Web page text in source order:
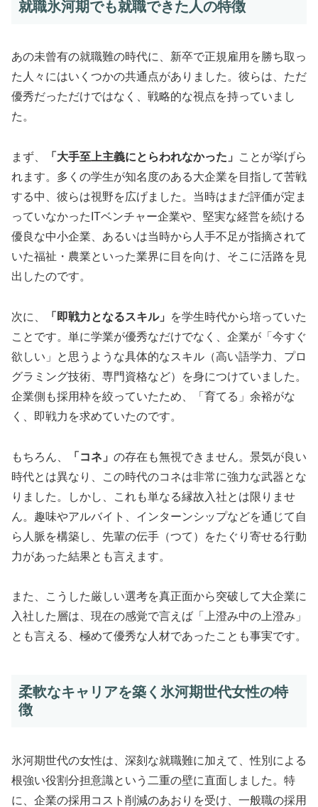
就職氷河期でも就職できた人の特徴
あの未曾有の就職難の時代に、新卒で正規雇用を勝ち取っ
た人々にはいくつかの共通点がありました。彼らは、ただ
優秀だっただけではなく、戦略的な視点を持っていまし
た。
まず、 「大手至上主義にとらわれなかった」
ことが挙げら
れます。多くの学生が知名度のある大企業を目指して苦戦
する中、彼らは視野を広げました。当時はまだ評価が定ま
っていなかったITベンチャー企業や、堅実な経営を続ける
優良な中小企業、あるいは当時から人手不足が指摘されて
いた福祉・農業といった業界に目を向け、そこに活路を見
出したのです。
次に、 「即戦力となるスキル」
を学生時代から培っていた
ことです。単に学業が優秀なだけでなく、企業が「今すぐ
欲しい」と思うような具体的なスキル（高い語学力、プロ
グラミング技術、専門資格など）を身につけていました。
企業側も採用枠を絞っていたため、「育てる」余裕がな
く、即戦力を求めていたのです。
もちろん、 「コネ」 の存在も無視できません。景気が良い
時代とは異なり、この時代のコネは非常に強力な武器とな
りました。しかし、これも単なる縁故入社とは限りませ
ん。趣味やアルバイト、インターンシップなどを通じて自
ら人脈を構築し、先輩の伝手（つて）をたぐり寄せる行動
力があった結果とも言えます。
また、こうした厳しい選考を真正面から突破して大企業に
入社した層は、現在の感覚で言えば「上澄み中の上澄み」
とも言える、極めて優秀な人材であったことも事実です。
柔軟なキャリアを築く氷河期世代女性の特
徴
氷河期世代の女性は、深刻な就職難に加えて、性別による
根強い役割分担意識という二重の壁に直面しました。特
に、企業の採用コスト削減のあおりを受け、一般職の採用